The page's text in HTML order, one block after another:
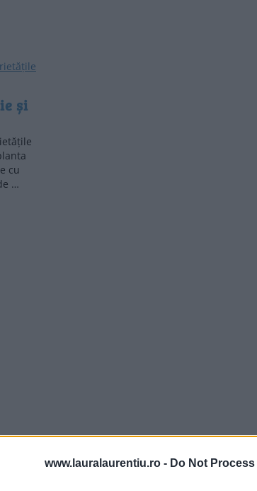
www.lauralaurentiu.ro - Do Not
și
cu
…